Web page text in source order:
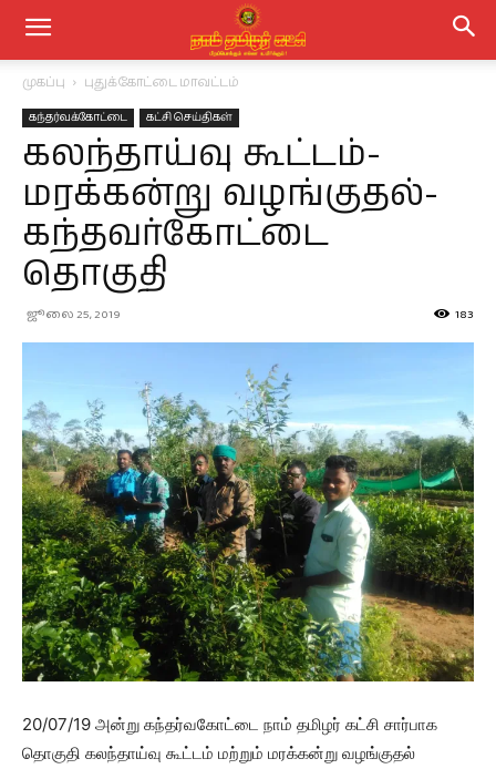
முகப்பு புதுக்கோட்டை மாவட்டம்
கந்தர்வக்கோட்டை கட்சி செய்திகள்
கலந்தாய்வு கூட்டம்-
மரக்கன்று வழங்குதல்-
கந்தவர்கோட்டை
தொகுதி
ஜூலை 25, 2019 183
20/07/19 அன்று கந்தர்வகோட்டை நாம் தமிழர் கட்சி சார்பாக
தொகுதி கலந்தாய்வு கூட்டம் மற்றும் மரக்கன்று வழங்குதல்